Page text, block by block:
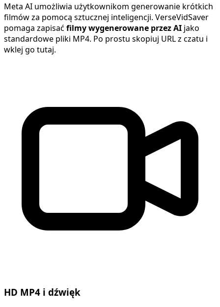
Meta AI umożliwia użytkownikom generowanie krótkich
filmów za pomocą sztucznej inteligencji. VerseVidSaver
pomaga zapisać filmy wygenerowane przez AI jako
standardowe pliki MP4. Po prostu skopiuj URL z czatu i
wklej go tutaj.
HD MP4 i dźwięk